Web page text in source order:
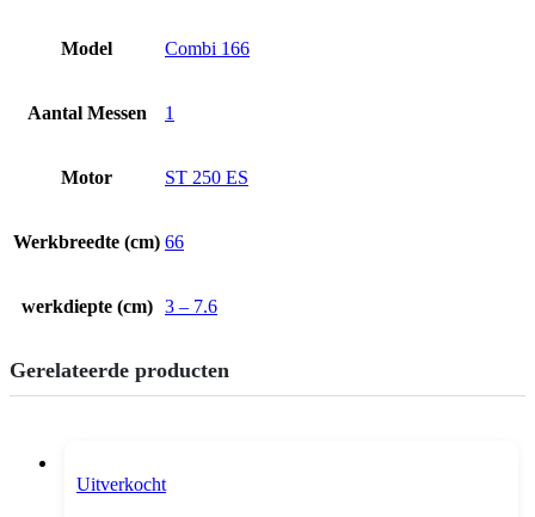
Model Combi 166
Aantal Messen 1
Motor ST 250 ES
Werkbreedte (cm) 66
werkdiepte (cm) 3 – 7.6
Gerelateerde producten
Uitverkocht